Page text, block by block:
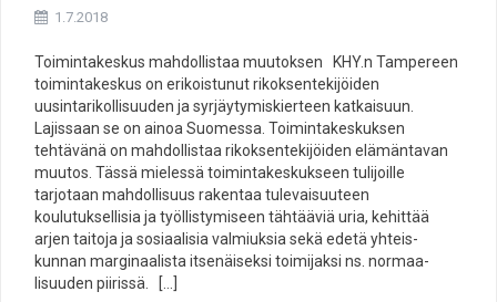
1.7.2018
Toimintakeskus mahdollistaa muutoksen KHY.n Tampereen
toiminta­keskus on erikoistunut rikok­sentekijöiden
uusintarikollisuuden ja syrjäytymiskierteen katkaisuun.
Lajissaan se on ainoa Suomessa. Toiminta­keskuksen
tehtävänä on mah­dollistaa rikoksentekijöiden elämäntavan
muutos. Tässä mielessä toimintakeskukseen tulijoille
tarjotaan mahdolli­suus rakentaa tulevaisuuteen
koulutuksellisia ja työllisty­miseen tähtääviä uria, kehittää
arjen taitoja ja sosiaalisia valmiuksia sekä edetä yhteis­
kunnan marginaalista itsenäi­seksi toimijaksi ns. normaa­
lisuuden piirissä. […]